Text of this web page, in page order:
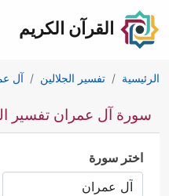
القرآن الكريم
الرئيسية تفسير الجلالين آل
سورة آل عمران تفسير
اختر سورة